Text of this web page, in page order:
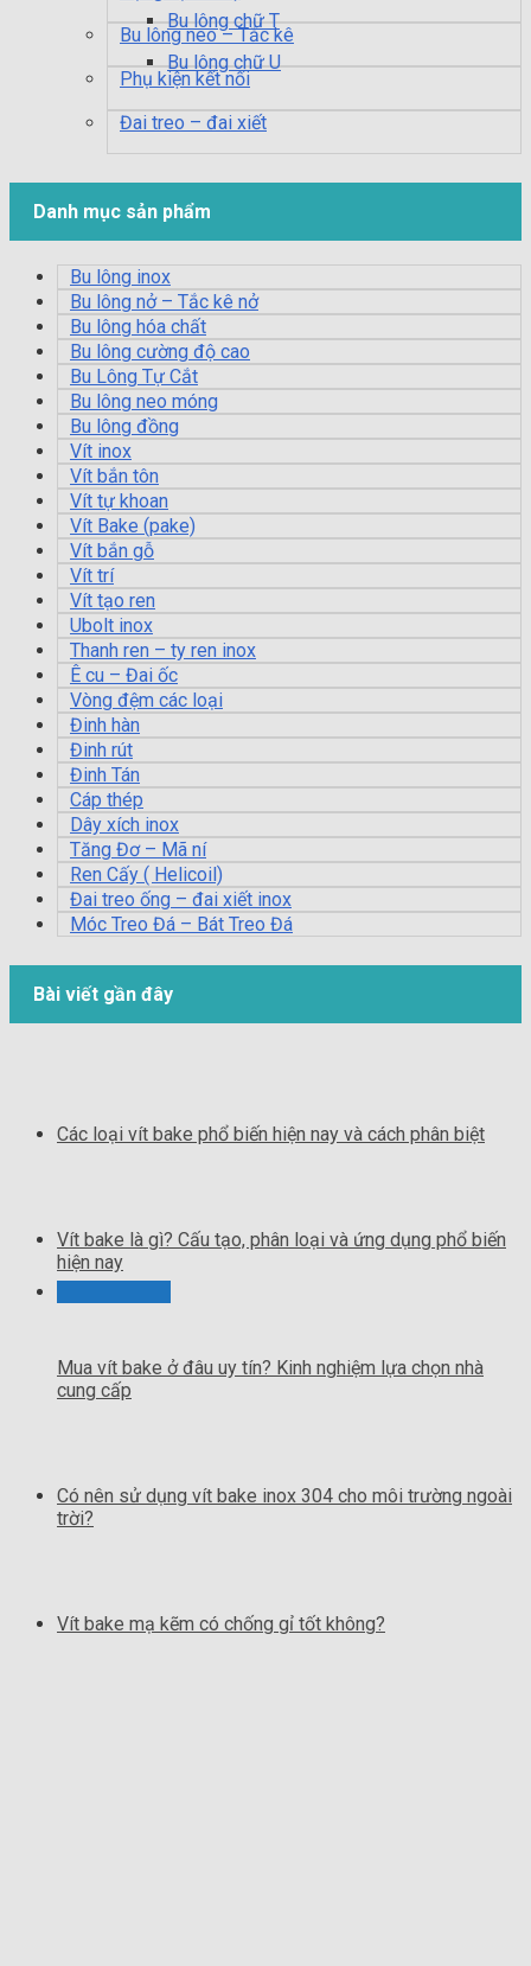
Bu lông chữ T
Bu lông chữ U
Bu lông neo – Tắc kê
Phụ kiện kết nối
Đai treo – đai xiết
Danh mục sản phẩm
Bu lông inox
Bu lông nở – Tắc kê nở
Bu lông hóa chất
Bu lông cường độ cao
Bu Lông Tự Cắt
Bu lông neo móng
Bu lông đồng
Vít inox
Vít bắn tôn
Vít tự khoan
Vít Bake (pake)
Vít bắn gỗ
Vít trí
Vít tạo ren
Ubolt inox
Thanh ren – ty ren inox
Ê cu – Đai ốc
Vòng đệm các loại
Đinh hàn
Đinh rút
Đinh Tán
Cáp thép
Dây xích inox
Tăng Đơ – Mã ní
Ren Cấy ( Helicoil)
Đai treo ống – đai xiết inox
Móc Treo Đá – Bát Treo Đá
Bài viết gần đây
Các loại vít bake phổ biến hiện nay và cách phân biệt
Vít bake là gì? Cấu tạo, phân loại và ứng dụng phổ biến
hiện nay
Mua vít bake ở đâu uy tín? Kinh nghiệm lựa chọn nhà
cung cấp
Có nên sử dụng vít bake inox 304 cho môi trường ngoài
trời?
Vít bake mạ kẽm có chống gỉ tốt không?